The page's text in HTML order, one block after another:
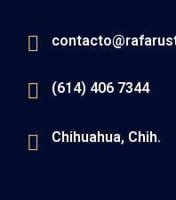
(614) 406 7344
Chihuahua, Chih.